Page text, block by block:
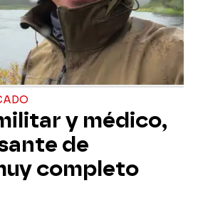
y médico,
de
completo